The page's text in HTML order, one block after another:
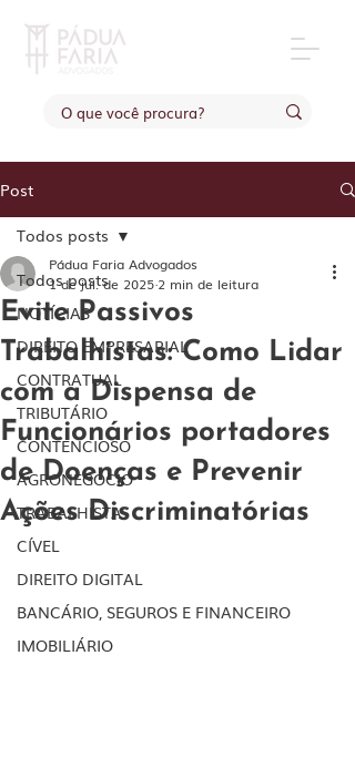
Post
Todos posts
NOTÍCIAS
DIREITO EMPRESARIAL
CONTRATUAL
TRIBUTÁRIO
CONTENCIOSO
AGRONEGÓCIO
TRABALHISTA
CÍVEL
DIREITO DIGITAL
BANCÁRIO, SEGUROS E FINANCEIRO
IMOBILIÁRIO
Todos posts
Evite Passivos
Trabalhistas: Como Lidar
com a Dispensa de
Funcionários portadores
de Doenças e Prevenir
Ações Discriminatórias
Pádua Faria Advogados
1 de jul. de 2025 2 min de leitura